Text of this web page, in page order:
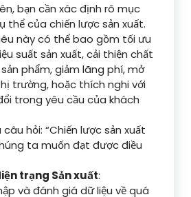
bạn cần xác định rõ mục
thể của chiến lược sản xuất.
này có thể bao gồm tối ưu
suất sản xuất, cải thiện chất
phẩm, giảm lãng phí, mở
trường, hoặc thích nghi với
trong yêu cầu của khách
hỏi: “Chiến lược sản xuất
ta muốn đạt được điều
trạng Sản xuất:
và đánh giá dữ liệu về quá